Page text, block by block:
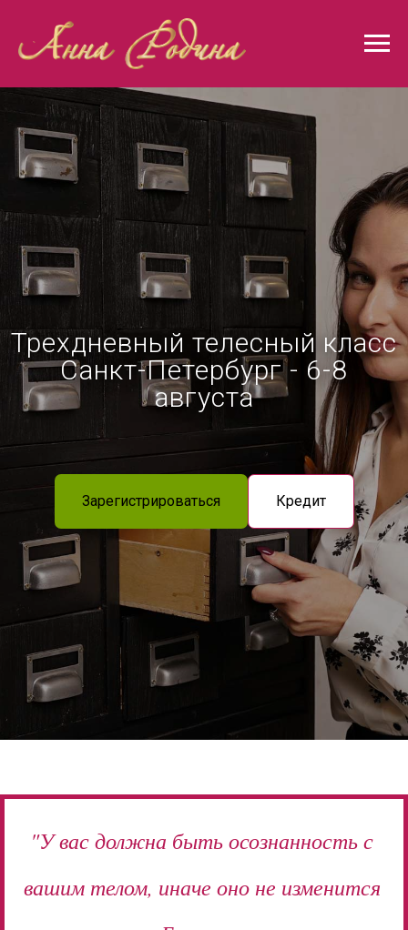
Трехдневный телесный класс
Санкт-Петербург - 6-8
августа
Зарегистрироваться Кредит
"У вас должна быть осознанность с
вашим телом, иначе оно не изменится